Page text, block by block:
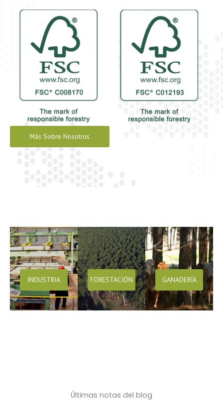
Más Sobre Nosotros
INDUSTRIA FORESTACIÓN GANADERÍA
Últimas notas del blog